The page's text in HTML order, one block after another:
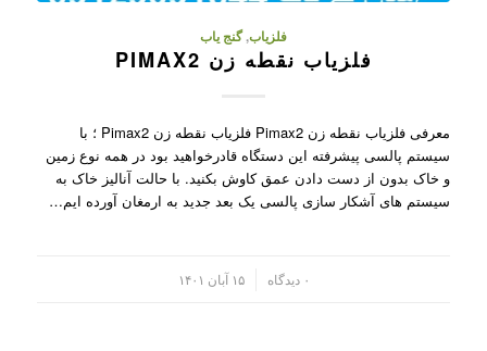
فلزیاب,گنج یاب
فلزیاب نقطه زن PIMAX2
معرفی فلزیاب نقطه زن Pimax2 فلزیاب نقطه زن Pimax2 ؛ با
سیستم پالسی پیشرفته این دستگاه قادرخواهید بود در همه نوع زمین
و خاک بدون از دست دادن عمق کاوش بکنید. با حالت آنالیز خاک به
سیستم های آشکار سازی پالسی یک بعد جدید به ارمغان آورده ایم…
۰ دیدگاه ۱۵ آبان ۱۴۰۱